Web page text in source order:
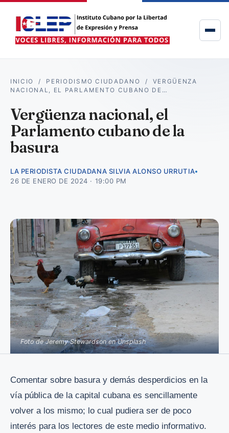
INICIO / PERIODISMO CIUDADANO / VERGÜENZA
NACIONAL, EL PARLAMENTO CUBANO DE…
Vergüenza nacional, el
Parlamento cubano de la
basura
LA PERIODISTA CIUDADANA SILVIA ALONSO URRUTIA
26 DE ENERO DE 2024 · 19:00 PM
Foto de Jeremy Stewardson en Unsplash
Comentar sobre basura y demás desperdicios en la
vía pública de la capital cubana es sencillamente
volver a los mismo; lo cual pudiera ser de poco
interés para los lectores de este medio informativo.